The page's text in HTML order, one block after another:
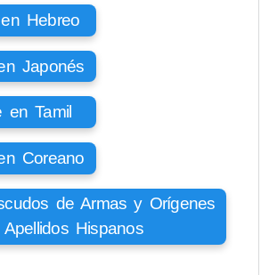
Hebreo
Japonés
en Tamil
Coreano
de Armas y Orígenes
Hispanos